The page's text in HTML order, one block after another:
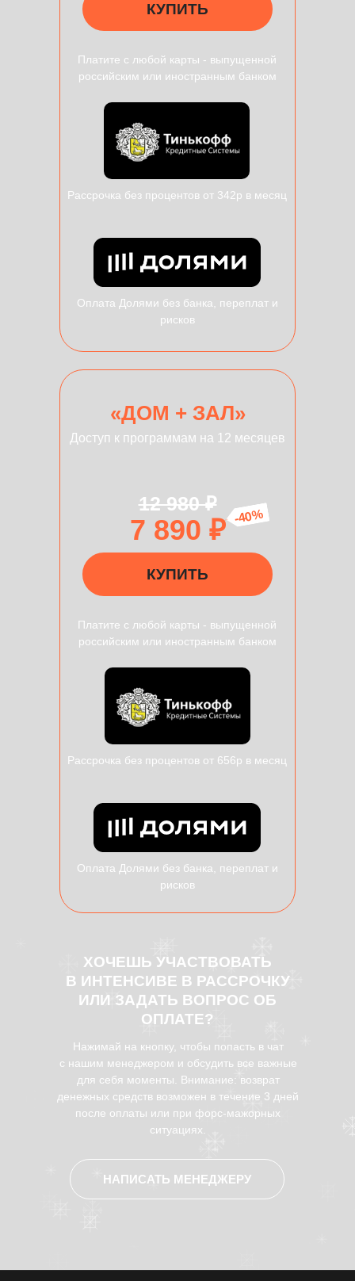
КУПИТЬ
Платите с любой карты - выпущенной
российским или иностранным банком
Рассрочка без процентов от 342р в месяц
Оплата Долями без банка, переплат и
рисков
7 890 ₽
«ДОМ + ЗАЛ»
12 980 ₽
КУПИТЬ
Платите с любой карты - выпущенной
российским или иностранным банком
-40%
Рассрочка без процентов от 656р в месяц
Оплата Долями без банка, переплат и
рисков
Доступ к программам на 12 месяцев
ХОЧЕШЬ УЧАСТВОВАТЬ
В ИНТЕНСИВЕ В РАССРОЧКУ
ИЛИ ЗАДАТЬ ВОПРОС ОБ
ОПЛАТЕ?
Нажимай на кнопку, чтобы попасть в чат
с нашим менеджером и обсудить все важные
для себя моменты. Внимание: возврат
денежных средств возможен в течение 3 дней
после оплаты или при форс-мажорных
ситуациях.
НАПИСАТЬ МЕНЕДЖЕРУ